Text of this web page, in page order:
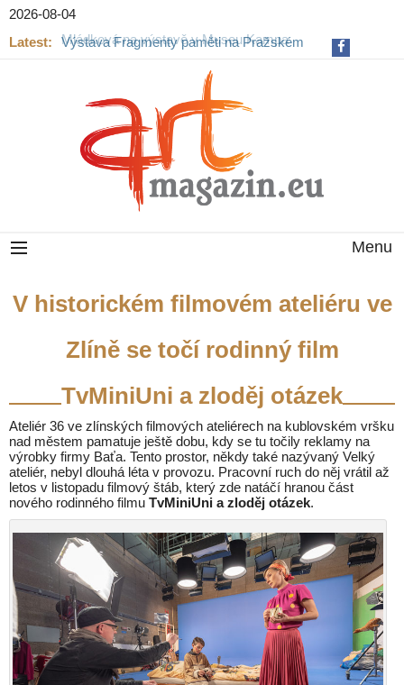
2026-08-04
Latest:
Výstava Fragmenty paměti na Pražském
Menu
V historickém filmovém ateliéru ve
Zlíně se točí rodinný film
TvMiniUni a zloděj otázek
Ateliér 36 ve zlínských filmových ateliérech na kublovském vršku
nad městem pamatuje ještě dobu, kdy se tu točily reklamy na
výrobky firmy Baťa. Tento prostor, někdy také nazývaný Velký
ateliér, nebyl dlouhá léta v provozu. Pracovní ruch do něj vrátil až
letos v listopadu filmový štáb, který zde natáčí hranou část
nového rodinného filmu TvMiniUni a zloděj otázek.